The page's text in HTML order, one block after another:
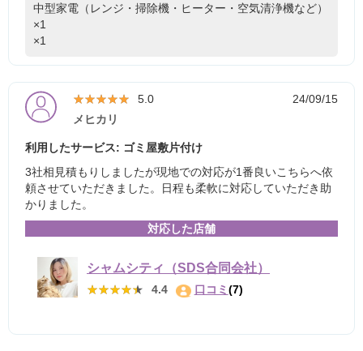
中型家電（レンジ・掃除機・ヒーター・空気清浄機など）
×1
×1
★★★★★
★★★★★ 5.0
24/09/15
メヒカリ
利用したサービス: ゴミ屋敷片付け
3社相見積もりしましたが現地での対応が1番良いこちらへ依
頼させていただきました。日程も柔軟に対応していただき助
かりました。
対応した店舗
シャムシティ（SDS合同会社）
★★★★★
★★★★★ 4.4 口コミ(7)